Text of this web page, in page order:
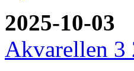
2025-10-03
Akvarellen 3